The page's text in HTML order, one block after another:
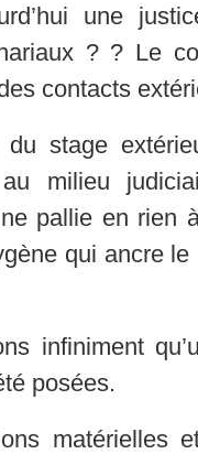
une
? ? Le
contacts
du stage
au milieu
ne pallie en
qui ancre
infiniment
posées.
matérielles